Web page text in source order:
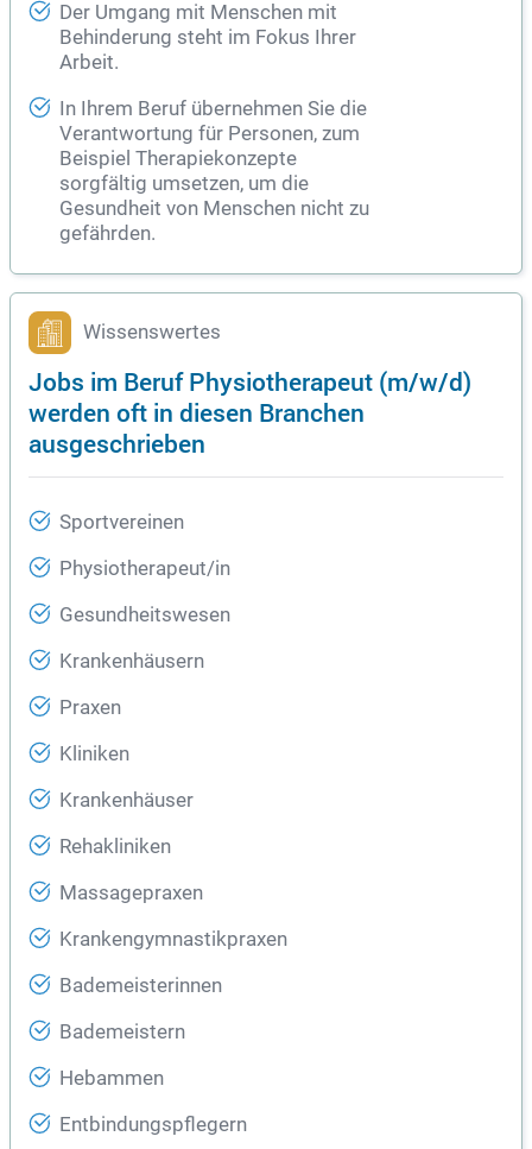
Der Umgang mit Menschen mit
Behinderung steht im Fokus Ihrer
Arbeit.
In Ihrem Beruf übernehmen Sie die
Verantwortung für Personen, zum
Beispiel Therapiekonzepte
sorgfältig umsetzen, um die
Gesundheit von Menschen nicht zu
gefährden.
Wissenswertes
Jobs im Beruf Physiotherapeut (m/w/d)
werden oft in diesen Branchen
ausgeschrieben
Sportvereinen
Physiotherapeut/in
Gesundheitswesen
Krankenhäusern
Praxen
Kliniken
Krankenhäuser
Rehakliniken
Massagepraxen
Krankengymnastikpraxen
Bademeisterinnen
Bademeistern
Hebammen
Entbindungspflegern